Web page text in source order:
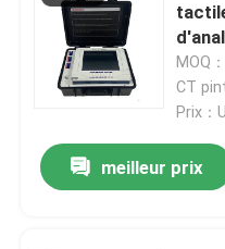
pinte
MOQ
CT
Prix：
meilleur prix